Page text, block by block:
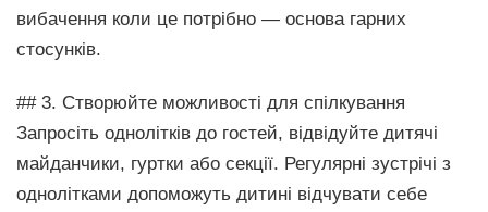
вибачення коли це потрібно — основа гарних
стосунків.
## 3. Створюйте можливості для спілкування
Запросіть однолітків до гостей, відвідуйте дитячі
майданчики, гуртки або секції. Регулярні зустрічі з
однолітками допоможуть дитині відчувати себе